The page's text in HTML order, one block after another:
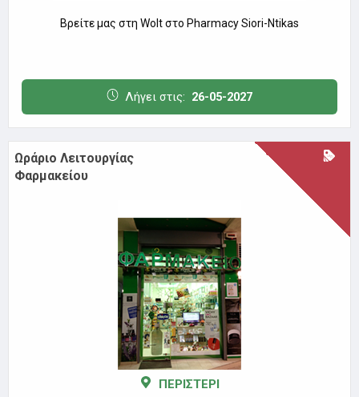
Βρείτε μας στη Wolt στο Pharmacy Siori-Ntikas
Λήγει στις: 26-05-2027
Ωράριο Λειτουργίας
Φαρμακείου
ΠΕΡΙΣΤΕΡΙ